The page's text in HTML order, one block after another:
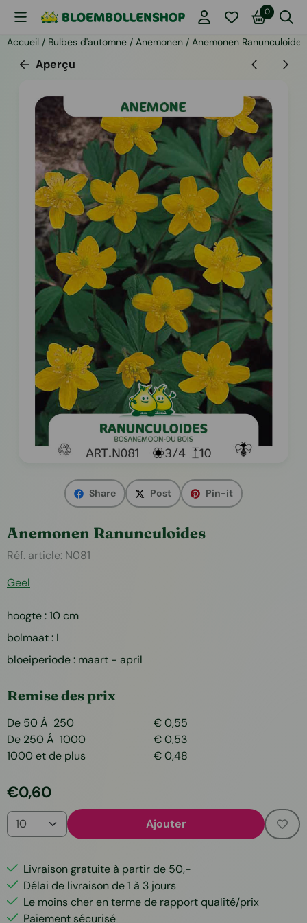
Les préférences de cookies sont actuellement fermées.
0
Accueil / Bulbes d'automne / Anemonen / Anemonen Ranunculoides
Aperçu
Share Post Pin-it
Anemonen Ranunculoides
Réf. article: N081
Geel
hoogte : 10 cm
bolmaat : I
bloeiperiode : maart - april
Remise des prix
De 50 Á 250 €0,55
De 250 Á 1000
€0,53
1000 et de plus
€0,48
€0,60
Quantité Ajouter
Livraison gratuite à partir de 50,-
Délai de livraison de 1 à 3 jours
Le moins cher en terme de rapport qualité/prix
Paiement sécurisé